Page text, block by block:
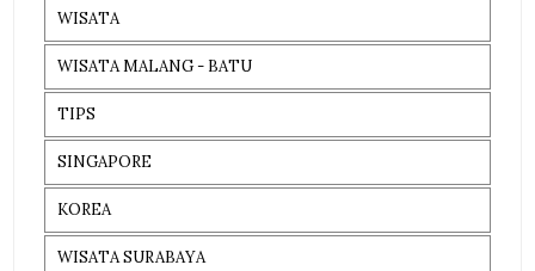
WISATA
WISATA MALANG - BATU
TIPS
SINGAPORE
KOREA
WISATA SURABAYA